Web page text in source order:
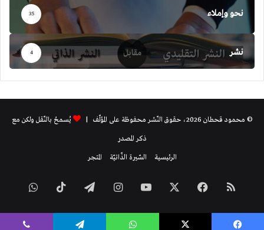
نحو وإملاء 35
نشر 4
© محمود قحطان 2026، حقوق النّشر محفوظة على المؤلّف |
يُسمحُ بالنّقل ولكن مع
ذكر المصدر
الرئيسية
السّيرة الذّاتيّة المتجر
ملخص
الموقع
فيسبوك ‫YouTubeانستقرامتيلقرام ‫TikTokواتساب